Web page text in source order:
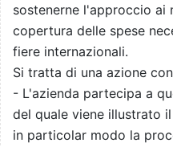
sostenerne l'approccio ai
copertura delle spese
fiere internazionali.
Si tratta di una azione
- L'azienda partecipa a
del quale viene illustrato
in particolar modo la